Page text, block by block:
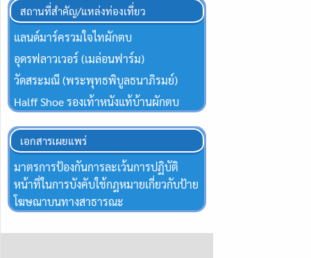
สถานที่สำคัญ/แหล่งท่องเที่ยว
แลนด์มาร์ครวมใจไทผักตบ
อุดรฟลาวเวอร์ (เมล่อนฟาร์ม)
วัดสระมณี (พระพุทธพิบูลธนาภิรมย์)
Halff Shoe รองเท้าหนังแท้บ้านผักตบ
เอกสารเผยแพร่
มาตรการป้องกันการละเว้นการปฏิบัติ
หน้าที่ในการบังคับใช้กฎหมายเกี่ยวกับป้าย
โฆษณาบนทางสาธารณะ